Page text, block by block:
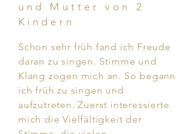
und Mutter von 2
Kindern
Schon sehr früh fand ich Freude
daran zu singen. Stimme und
Klang zogen mich an. So begann
ich früh zu singen und
aufzutreten. Zuerst interessierte
mich die Vielfältigkeit der